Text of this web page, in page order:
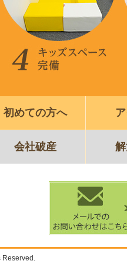
初めての方へ
会社破産
Reserved.